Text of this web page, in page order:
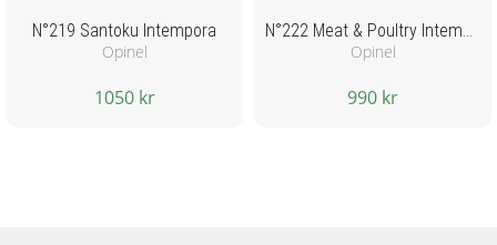
N°219 Santoku Intempora
Opinel
1050 kr
N°222 Meat & Poultry Intempora
Opinel
990 kr